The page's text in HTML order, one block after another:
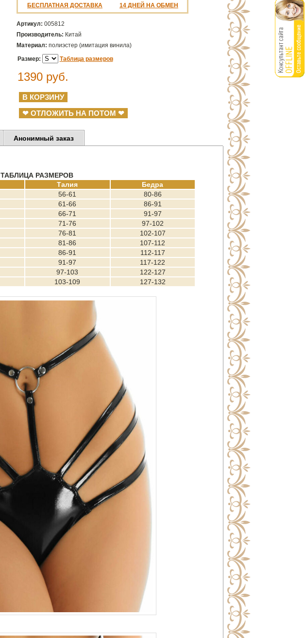
БЕСПЛАТНАЯ ДОСТАВКА 14 ДНЕЙ НА ОБМЕН
Артикул: 005812
Производитель: Китай
Материал: полиэстер (имитация винила)
Размер:
Таблица размеров
1390руб.
❤ ОТЛОЖИТЬ НА ПОТОМ ❤
Анонимный заказ
ТАБЛИЦА РАЗМЕРОВ
Талия
Бедра
56-61
80-86
61-66
86-91
66-71
91-97
71-76
97-102
76-81
102-107
81-86
107-112
86-91
112-117
91-97
117-122
97-103
122-127
103-109 127-132